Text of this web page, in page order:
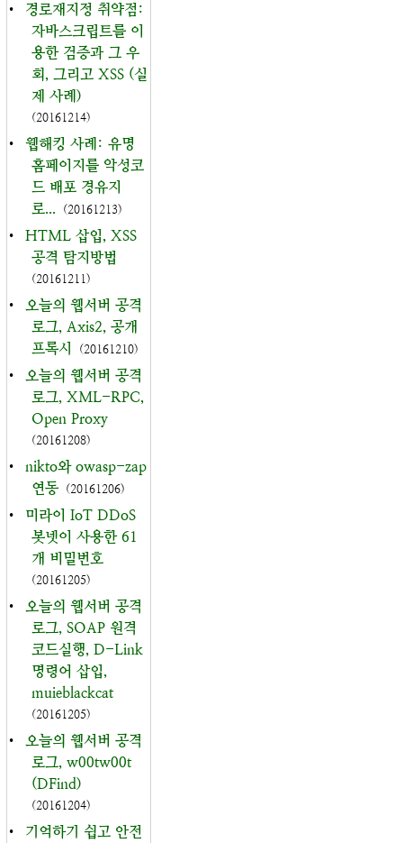
•
경로재지정 취약점:
자바스크립트를 이
용한 검증과 그 우
회, 그리고 XSS (실
제 사례)
(20161214)
•
웹해킹 사례: 유명
홈페이지를 악성코
드 배포 경유지
로...
(20161213)
•
HTML 삽입, XSS
공격 탐지방법
(20161211)
•
오늘의 웹서버 공격
로그, Axis2, 공개
프록시
(20161210)
•
오늘의 웹서버 공격
로그, XML-RPC,
Open Proxy
(20161208)
•
nikto와 owasp-zap
연동 (20161206)
•
미라이 IoT DDoS
봇넷이 사용한 61
개 비밀번호
(20161205)
•
오늘의 웹서버 공격
로그, SOAP 원격
코드실행, D-Link
명령어 삽입,
muieblackcat
(20161205)
•
오늘의 웹서버 공격
로그, w00tw00t
(DFind)
(20161204)
• 기억하기 쉽고 안전